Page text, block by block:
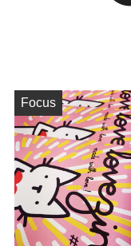
Focus